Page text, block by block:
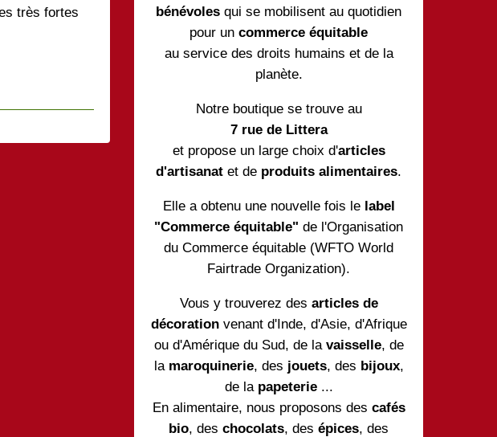
très fortes
bénévoles qui se mobilisent au quotidien
pour un commerce équitable
au service des droits humains et de la
planète.
Notre boutique se trouve au
7 rue de Littera
et propose un large choix d'articles
d'artisanat et de produits alimentaires.
Elle a obtenu une nouvelle fois lelabel
"Commerce équitable" de l'Organisation
du Commerce équitable (WFTO World
Fairtrade Organization).
Vous y trouverez des articles de
décorationvenant d'Inde, d'Asie, d'Afrique
ou d'Amérique du Sud, de la vaisselle, de
la maroquinerie, des jouets, des bijoux,
de la papeterie...
En alimentaire, nous proposons des cafés
bio, des chocolats, des épices, des